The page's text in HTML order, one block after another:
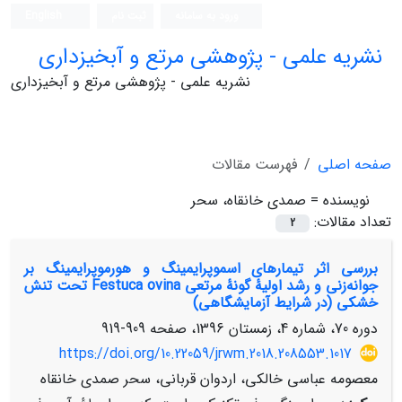
نشریه علمی - پژوهشی مرتع و آبخیزداری
نشریه علمی - پژوهشی مرتع و آبخیزداری
صفحه اصلی
فهرست مقالات
نویسنده = صمدی خانقاه، سحر
تعداد مقالات:
2
بررسی اثر تیمارهای اسموپرایمینگ و هورموپرایمینگ بر
جوانه‌زنی و رشد اولیۀ گونۀ مرتعی Festuca ovina تحت تنش
خشکی (در شرایط آزمایشگاهی)
دوره 70، شماره 4، زمستان 1396، صفحه
909-919
https://doi.org/10.22059/jrwm.2018.208553.1017
معصومه عباسی خالکی، اردوان قربانی، سحر صمدی خانقاه